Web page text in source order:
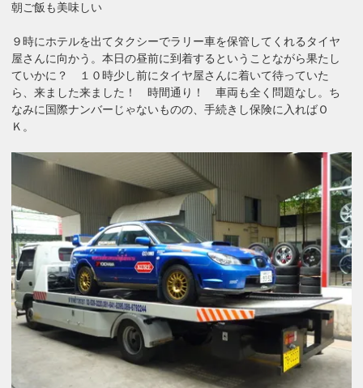
朝ご飯も美味しい
９時にホテルを出てタクシーでラリー車を保管してくれるタイヤ
屋さんに向かう。本日の昼前に到着するということながら果たし
ていかに？ １０時少し前にタイヤ屋さんに着いて待っていた
ら、来ました来ました！ 時間通り！ 車両も全く問題なし。ち
なみに国際ナンバーじゃないものの、手続きし保険に入ればＯ
Ｋ。